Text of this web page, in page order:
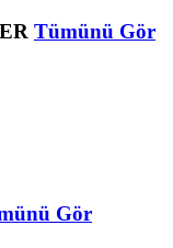
Tümünü Gör
Gör